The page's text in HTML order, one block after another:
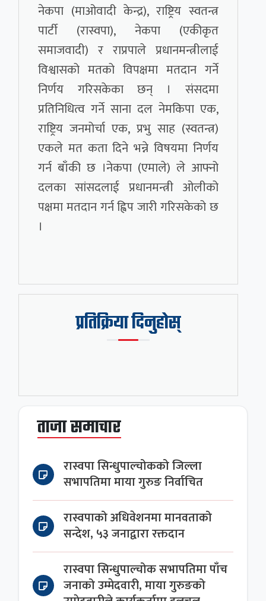
नेकपा (माओवादी केन्द्र), राष्ट्रिय स्वतन्त्र
पार्टी (रास्वपा), नेकपा (एकीकृत
समाजवादी) र राप्रपाले प्रधानमन्त्रीलाई
विश्वासको मतको विपक्षमा मतदान गर्ने
निर्णय गरिसकेका छन् । संसदमा
प्रतिनिधित्व गर्ने साना दल नेमकिपा एक,
राष्ट्रिय जनमोर्चा एक, प्रभु साह (स्वतन्त्र)
एकले मत कता दिने भन्ने विषयमा निर्णय
गर्न बाँकी छ ।नेकपा (एमाले) ले आफ्नो
दलका सांसदलाई प्रधानमन्त्री ओलीको
पक्षमा मतदान गर्न ह्विप जारी गरिसकेको छ
।
प्रतिक्रिया दिनुहोस्
ताजा समाचार
रास्वपा सिन्धुपाल्चोकको जिल्ला
सभापतिमा माया गुरुङ निर्वाचित
रास्वपाको अधिवेशनमा मानवताको
सन्देश, ५३ जनाद्वारा रक्तदान
रास्वपा सिन्धुपाल्चोक सभापतिमा पाँच
जनाको उम्मेदवारी, माया गुरुङको